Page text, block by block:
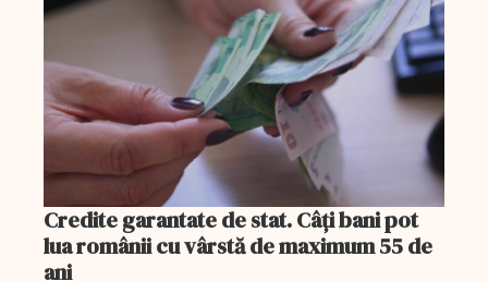
Credite garantate de stat. Câți bani pot
lua românii cu vârstă de maximum 55 de
ani